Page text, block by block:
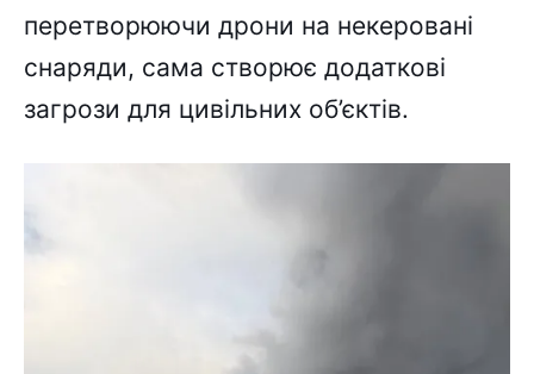
перетворюючи дрони на некеровані
снаряди, сама створює додаткові
загрози для цивільних об’єктів.